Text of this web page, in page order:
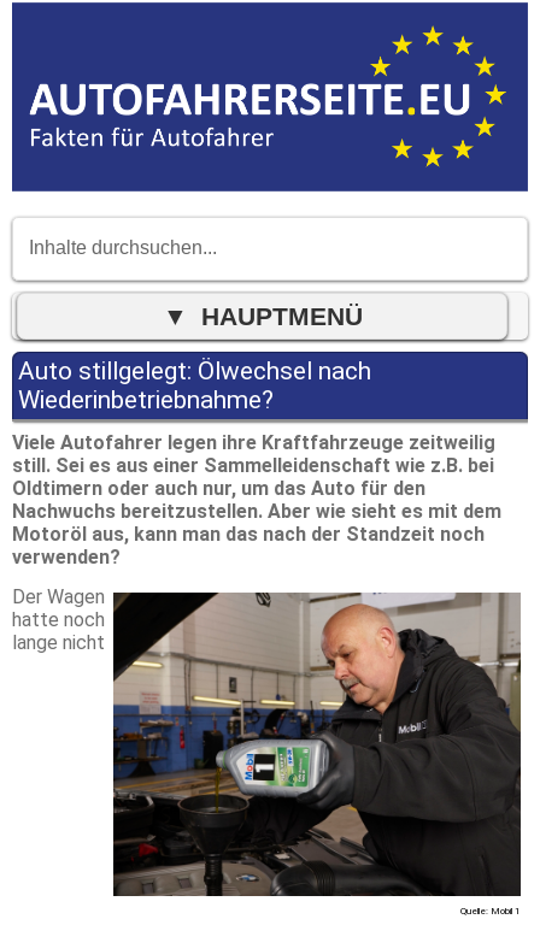
Auto stillgelegt: Ölwechsel nach
Wiederinbetriebnahme?
Viele Autofahrer legen ihre Kraftfahrzeuge zeitweilig
still. Sei es aus einer Sammelleidenschaft wie z.B. bei
Oldtimern oder auch nur, um das Auto für den
Nachwuchs bereitzustellen. Aber wie sieht es mit dem
Motoröl aus, kann man das nach der Standzeit noch
verwenden?
Quelle: Mobil 1
Der Wagen
hatte noch
lange nicht